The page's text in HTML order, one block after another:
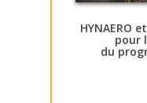
HYNAERO
pour
du